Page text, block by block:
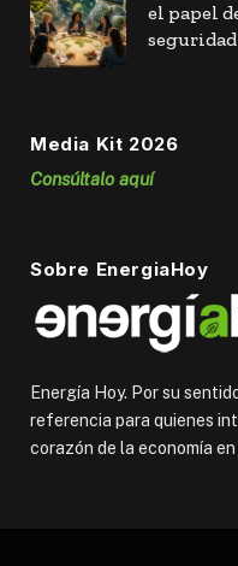
el papel
Media Kit 2026
Consúltalo aquí
Sobre EnergiaHoy
Energía Hoy. Por su
referencia para quienes
corazón de la economía